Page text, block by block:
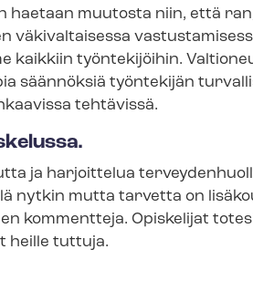
haetaan muutosta niin, että
väkivaltaisessa
kaikkiin työntekijöihin.
säännöksiä työntekijän
tehtävissä.
ja harjoittelua
nytkin mutta tarvetta on
kommentteja. Opiskelijat
heille tuttuja.